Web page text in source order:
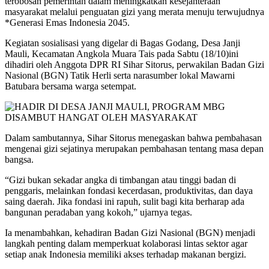
masyarakat melalui penguatan gizi yang merata menuju terwujudnya
*Generasi Emas Indonesia 2045.
Kegiatan sosialisasi yang digelar di Bagas Godang, Desa Janji
Mauli, Kecamatan Angkola Muara Tais pada Sabtu (18/10)ini
dihadiri oleh Anggota DPR RI Sihar Sitorus, perwakilan Badan Gizi
Nasional (BGN) Tatik Herli serta narasumber lokal Mawarni
Batubara bersama warga setempat.
Dalam sambutannya, Sihar Sitorus menegaskan bahwa pembahasan
mengenai gizi sejatinya merupakan pembahasan tentang masa depan
bangsa.
“Gizi bukan sekadar angka di timbangan atau tinggi badan di
penggaris, melainkan fondasi kecerdasan, produktivitas, dan daya
saing daerah. Jika fondasi ini rapuh, sulit bagi kita berharap ada
bangunan peradaban yang kokoh,” ujarnya tegas.
Ia menambahkan, kehadiran Badan Gizi Nasional (BGN) menjadi
langkah penting dalam memperkuat kolaborasi lintas sektor agar
setiap anak Indonesia memiliki akses terhadap makanan bergizi.